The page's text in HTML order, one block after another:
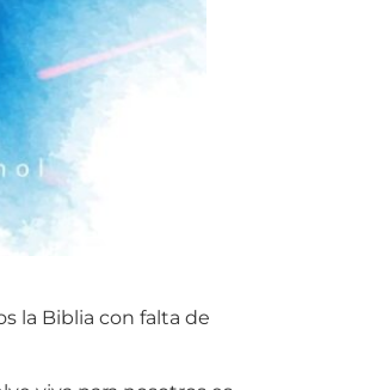
la Biblia con falta de